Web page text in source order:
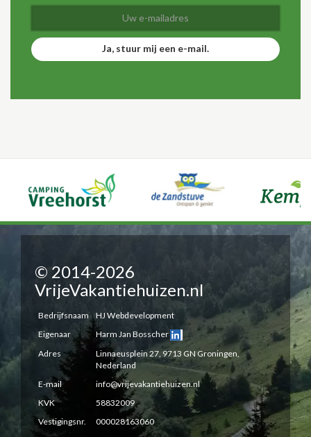
Ja, stuur mij een e-mail.
© 2014-2026
VrijeVakantiehuizen.nl
Bedrijfsnaam
HJ Webdevelopment
Eigenaar
Harm Jan Bosscher
Adres
Linnaeusplein 27, 9713 GN Groningen,
Nederland
E-mail
info@vrijevakantiehuizen.nl
KVK
58832009
Vestigingsnr.
000028163060